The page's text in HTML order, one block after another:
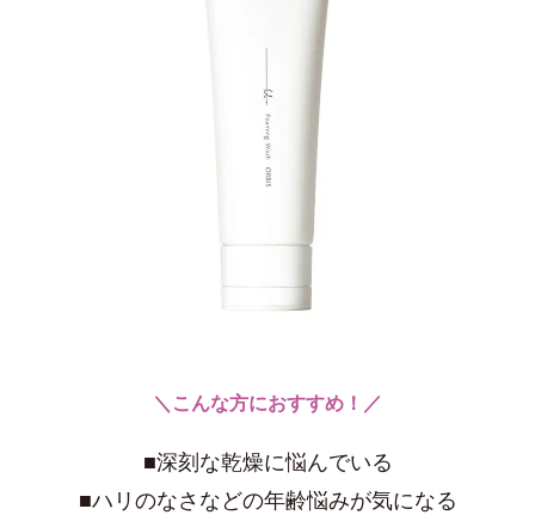
＼こんな方におすすめ！／
■深刻な乾燥に悩んでいる
■ハリのなさなどの年齢悩みが気になる